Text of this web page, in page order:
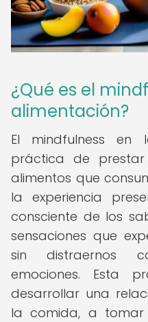
¿Qué es el
alimentación?
El mindfulness en
práctica de
alimentos que
la experiencia
consciente de los
sensaciones que
sin distraernos
emociones. Esta
desarrollar una
la comida, a tomar